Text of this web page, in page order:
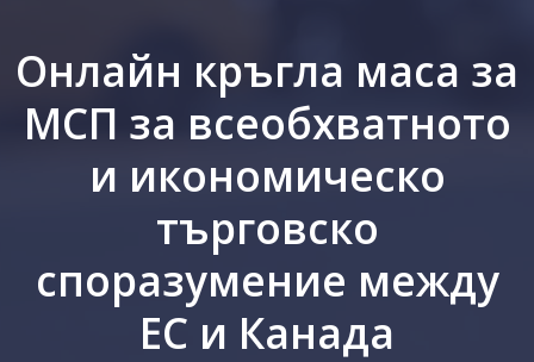
Онлайн кръгла маса за
МСП за всеобхватното
и икономическо
търговско
споразумение между
ЕС и Канада